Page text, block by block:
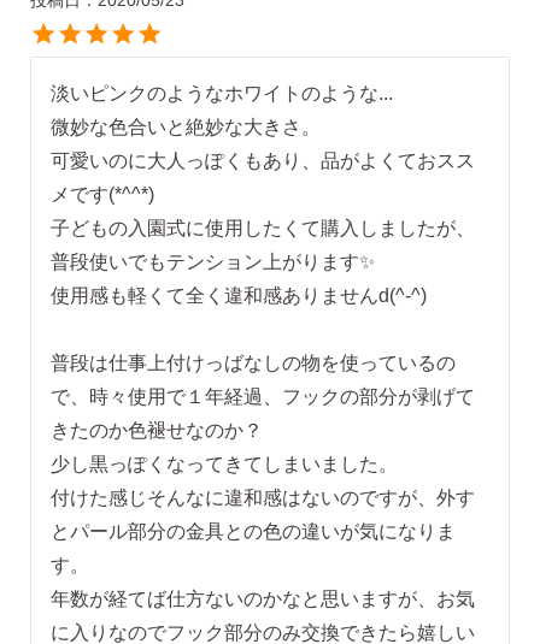
淡いピンクのようなホワイトのような...
微妙な色合いと絶妙な大きさ。
可愛いのに大人っぽくもあり、品がよくておスス
メです(*^^*)
子どもの入園式に使用したくて購入しましたが、
普段使いでもテンション上がります✨
使用感も軽くて全く違和感ありませんd(^-^)
普段は仕事上付けっばなしの物を使っているの
で、時々使用で１年経過、フックの部分が剥げて
きたのか色褪せなのか？
少し黒っぽくなってきてしまいました。
付けた感じそんなに違和感はないのですが、外す
とパール部分の金具との色の違いが気になりま
す。
年数が経てば仕方ないのかなと思いますが、お気
に入りなのでフック部分のみ交換できたら嬉しい